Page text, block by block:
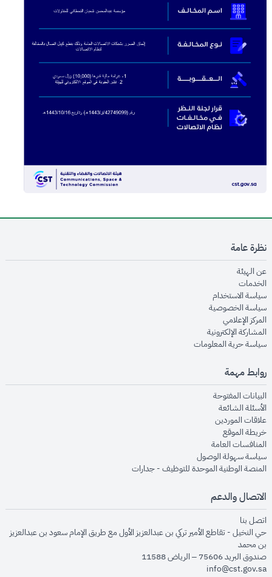
نظرة عامة
عن الهيئةopens in new window
الخدماتopens in new window
سياسة الاستخدام
سياسة الخصوصيةopens in new window
المركز الإعلاميopens in new window
المشاركة الإلكترونيةopens in new window
سياسة حرية المعلوماتopens in new window
روابط مهمة
البيانات المفتوحةopens in new window
الأسئلة الشائعةopens in new window
علاقات الموردينopens in new window
خريطة الموقعopens in new window
المنافسات العامةopens in new window
سياسة سهولة الوصولopens in new window
المنصة الوطنية الموحدة للتوظيف - جداراتopens in new window
الاتصال والدعم
اتصل بنا
حي النخيل - تقاطع الأمير تركي بن عبدالعزيز الأول مع طريق الإمام سعود بن عبدالعزيز
بن محمد
صندوق البريد 75606 – الرياض 11588
info@cst.gov.sa